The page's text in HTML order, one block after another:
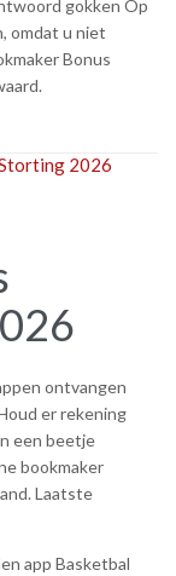
gokken Op
omdat u niet
Bonus
2026
ontvangen
er rekening
een beetje
bookmaker
Laatste
app Basketbal